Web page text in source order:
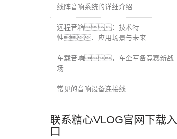
线阵音响系统的详细介绍
远程音箱：技术特
性、应用场景与未来
车载音响，车企军备竞赛新战
场
常见的音响设备连接线
联系糖心VLOG官网下载入
口